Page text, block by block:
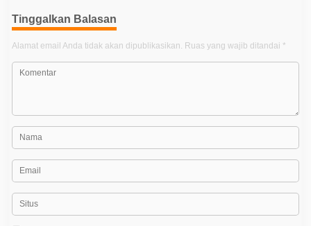
p
o
s
Tinggalkan Balasan
Alamat email Anda tidak akan dipublikasikan. Ruas yang wajib ditandai *